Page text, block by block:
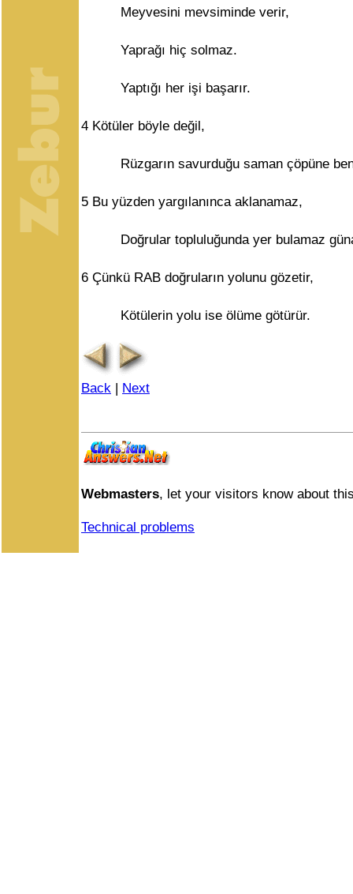
Meyvesini mevsiminde verir,
Yaprağı hiç solmaz.
Yaptığı her işi başarır.
4 Kötüler böyle değil,
Rüzgarın savurduğu saman çöpüne
5 Bu yüzden yargılanınca aklanamaz,
Doğrular topluluğunda yer bulamaz
6 Çünkü RAB doğruların yolunu gözetir,
Kötülerin yolu ise ölüme götürür.
Back | Next
Webmasters, let your visitors know about
Technical problems